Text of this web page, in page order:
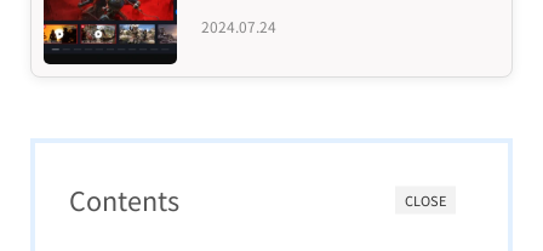
2024.07.24
CLOSE
Contents